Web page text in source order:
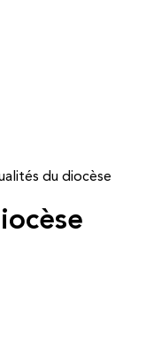
du diocèse